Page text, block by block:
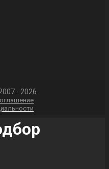
- 2026